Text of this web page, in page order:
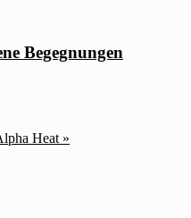
Begegnungen
Heat »